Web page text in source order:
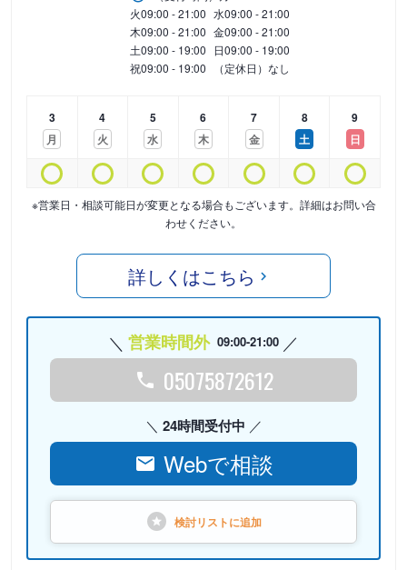
火09:00 - 21:00 水09:00 - 21:00
木09:00 - 21:00 金09:00 - 21:00
土09:00 - 19:00 日09:00 - 19:00
祝09:00 - 19:00 （定休日）なし
3
月
4
火
5
水
6
木
7
金
8
土
9
日
※営業日・相談可能日が変更となる場合もございます。詳細はお問い合
わせください。
詳しくはこちら
営業時間外 09:00-21:00
05075872612
24時間受付中
Webで相談
検討リストに追加